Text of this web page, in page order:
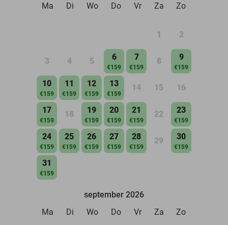
Ma
Di Wo Do Vr Za Zo
1 2
3 4 5 6
€159
7
€159
8 9
€159
10
€159
11
€159
12
€159
13
€159
14 15 16
17
€159
18 19
€159
20
€159
21
€159
22 23
€159
24
€159
25
€159
26
€159
27
€159
28
€159
29 30
€159
31
€159
september 2026
Ma
Di Wo Do Vr Za Zo